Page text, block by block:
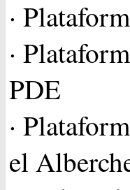
·
·
PDE
·
el